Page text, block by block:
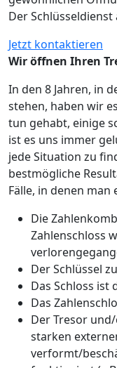
Der
Jetzt kontaktieren
Wir öffnen Ihren
In den 8 Jahren, in
stehen, haben wir
tun gehabt, einige
ist es uns immer
jede Situation zu
bestmögliche
Fälle, in denen
Die
Zahlenschloss
Der Schlüssel
Das Schloss
Das
Der Tresor
starken
verformt/